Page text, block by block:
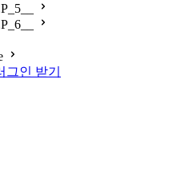
인 받기